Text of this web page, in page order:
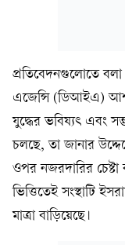
প্রতিবেদনগুলোতে বলা
এজেন্সি (ডিআইএ)
যুদ্ধের ভবিষ্যৎ এবং
চলছে, তা জানার
ওপর নজরদারির চেষ্টা
ভিত্তিতেই সংস্থাটি
মাত্রা বাড়িয়েছে।